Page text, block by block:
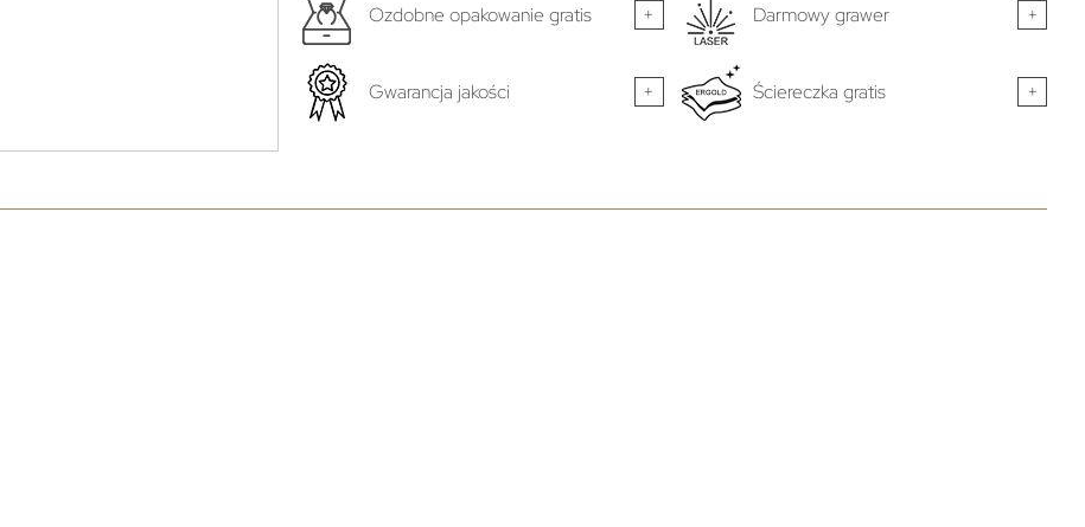
Ozdobne opakowanie gratis + Darmowy grawer +
Gwarancja jakości + Ściereczka gratis +